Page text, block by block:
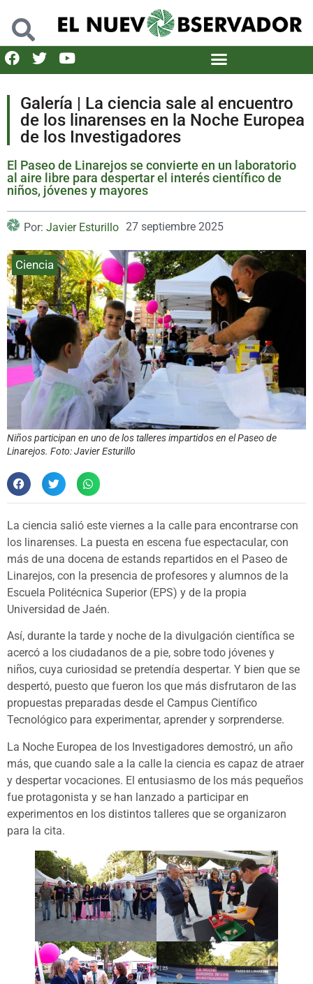
Galería | La ciencia sale al encuentro
de los linarenses en la Noche Europea
de los Investigadores
El Paseo de Linarejos se convierte en un laboratorio
al aire libre para despertar el interés científico de
niños, jóvenes y mayores
Por: Javier Esturillo 27 septiembre 2025
Ciencia
Niños participan en uno de los talleres impartidos en el Paseo de
Linarejos. Foto: Javier Esturillo
La ciencia salió este viernes a la calle para encontrarse con
los linarenses. La puesta en escena fue espectacular, con
más de una docena de estands repartidos en el Paseo de
Linarejos, con la presencia de profesores y alumnos de la
Escuela Politécnica Superior (EPS) y de la propia
Universidad de Jaén.
Así, durante la tarde y noche de la divulgación científica se
acercó a los ciudadanos de a pie, sobre todo jóvenes y
niños, cuya curiosidad se pretendía despertar. Y bien que se
despertó, puesto que fueron los que más disfrutaron de las
propuestas preparadas desde el Campus Científico
Tecnológico para experimentar, aprender y sorprenderse.
La Noche Europea de los Investigadores demostró, un año
más, que cuando sale a la calle la ciencia es capaz de atraer
y despertar vocaciones. El entusiasmo de los más pequeños
fue protagonista y se han lanzado a participar en
experimentos en los distintos talleres que se organizaron
para la cita.